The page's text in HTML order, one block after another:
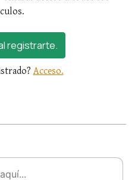
registrarte.
Acceso.